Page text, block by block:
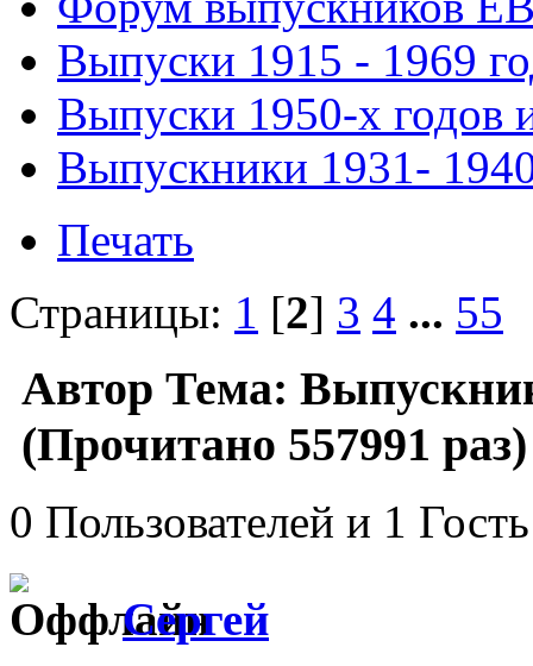
Выпуски 1915 - 1969
Выпуски 1950-х годов
Выпускники 1931-
Печать
Страницы: 1 [2] 3 4 ... 55
Автор Тема:
(Прочитано 557991 раз)
0 Пользователей и 1
Сергей